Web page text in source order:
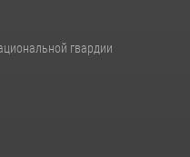
гвардии